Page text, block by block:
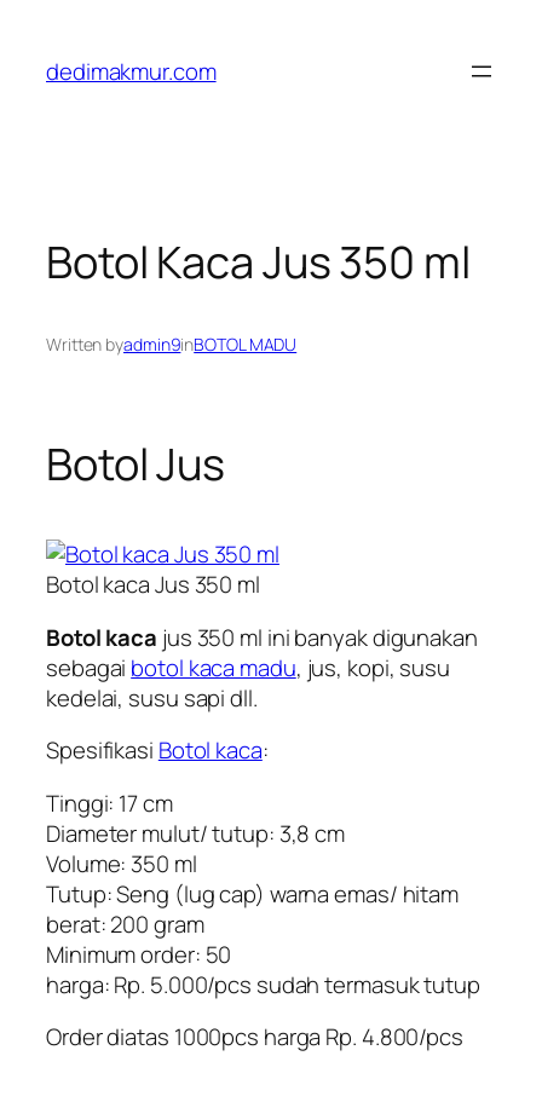
content
dedimakmur.com
Botol Kaca Jus 350 ml
Written byadmin9inBOTOL MADU
Botol Jus
Botol kaca Jus 350 ml
Botol kaca jus 350 ml ini banyak digunakan
sebagai botol kaca madu, jus, kopi, susu
kedelai, susu sapi dll.
Spesifikasi Botol kaca:
Tinggi: 17 cm
Diameter mulut/ tutup: 3,8 cm
Volume: 350 ml
Tutup: Seng (lug cap) warna emas/ hitam
berat: 200 gram
Minimum order: 50
harga: Rp. 5.000/pcs sudah termasuk tutup
Order diatas 1000pcs harga Rp. 4.800/pcs